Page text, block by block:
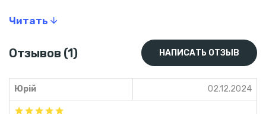
уменьшить разрушение мышц во время тренировок и
Поддержка выносливости и снижение усталости
– BCAA способствуют энергообеспечению мышц,
минимизируют накопление молочной кислоты, помогая
тренироваться дольше и интенсивнее.
Дополнительное обогащение витаминами
Читать
Отзывов (1) НАПИСАТЬ ОТЗЫВ
Юрій 02.12.2024